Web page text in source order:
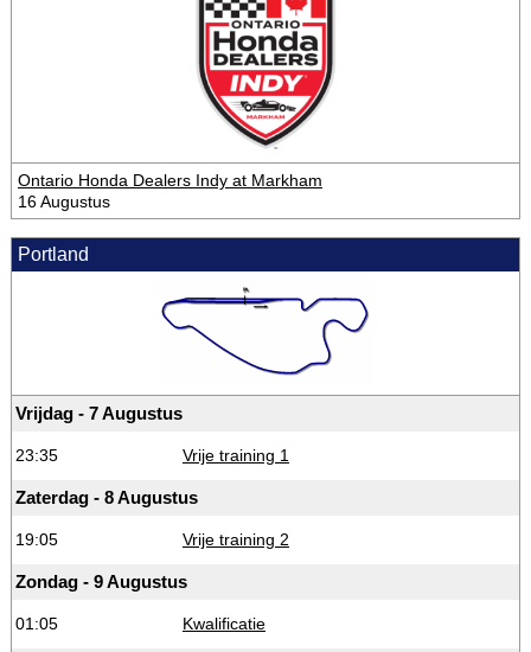
Ontario Honda Dealers Indy at Markham
16 Augustus
Portland
Vrijdag - 7 Augustus
23:35 Vrije training 1
Zaterdag - 8 Augustus
19:05 Vrije training 2
Zondag - 9 Augustus
01:05 Kwalificatie